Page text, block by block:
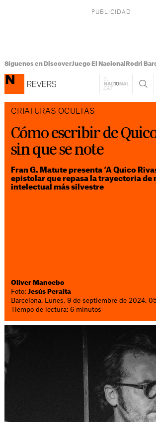
Síguenos en DiscoverJuego El Nacional Rodri
CRIATURAS OCULTAS
Cómo escribir de
sin que se note
Fran G. Matute presenta ‘A Quico
epistolar que repasa la trayectoria de
intelectual más silvestre
Oliver Mancebo
Foto:Jesús Peraita
Barcelona. Lunes, 9 de septiembre de 2024.
Tiempo de lectura: 6 minutos